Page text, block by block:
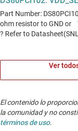
Ver
El contenido lo
la comunidad y no
términos de uso.